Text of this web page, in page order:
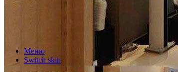
Меню
Switch skin